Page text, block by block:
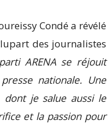
Condé a révélé
des journalistes
ARENA se réjouit
nationale. Une
dont je salue aussi le
et la passion pour